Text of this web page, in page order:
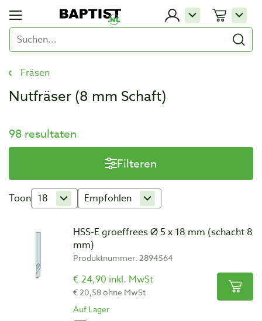
Fräsen
Nutfräser (8 mm Schaft)
98 resultaten
Filteren
Toon 18 Empfohlen
HSS-E groeffrees Ø 5 x 18 mm (schacht 8
mm)
Produktnummer: 2894564
€ 24,90 inkl. MwSt
€ 20,58 ohne MwSt
Auf Lager